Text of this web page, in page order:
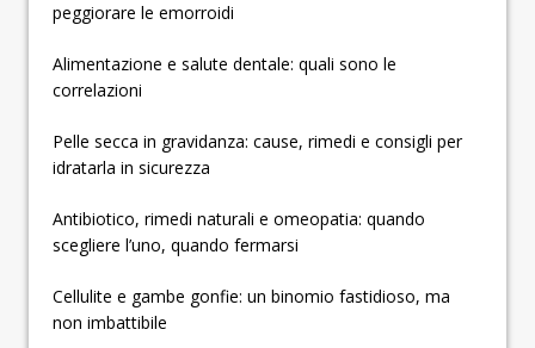
peggiorare le emorroidi
Alimentazione e salute dentale: quali sono le
correlazioni
Pelle secca in gravidanza: cause, rimedi e consigli per
idratarla in sicurezza
Antibiotico, rimedi naturali e omeopatia: quando
scegliere l’uno, quando fermarsi
Cellulite e gambe gonfie: un binomio fastidioso, ma
non imbattibile